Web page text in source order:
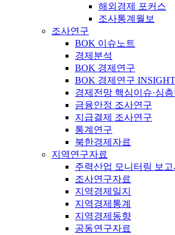
해외경제 포커스
조사통계월보
조사연구
BOK 이슈노트
경제분석
BOK 경제연구
BOK 경제연구 INSIGHT
경제전망 핵심이슈·심
금융안정 조사연구
지급결제 조사연구
통계연구
북한경제자료
지역연구자료
주력산업 모니터링 보고
조사연구자료
지역경제일지
지역경제통계
지역경제동향
공동연구자료